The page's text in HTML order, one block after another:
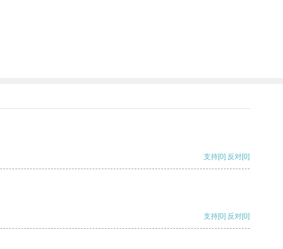
支持[0] 反对[0]
支持[0] 反对[0]